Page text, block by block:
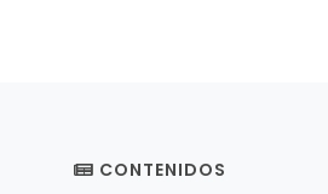
CONTENIDOS